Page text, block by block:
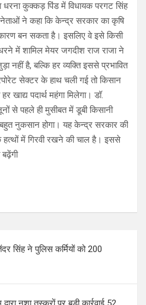
कुक्कड़ पिंड में विधायक परगट सिंह
ने कहा कि केन्द्र सरकार का कृषि
कारण बन सकता है। इसलिए वे इसे किसी
में शामिल मेयर जगदीश राज राजा ने
नहीं है, बल्कि हर व्यक्ति इससे प्रभावित
सेक्टर के हाथ चली गई तो किसान
हर खाद्य पदार्थ महंगा मिलेगा। डॉ.
से पहले ही मुसीबत में डूबी किसानी
नुकसान होगा। यह केन्द्र सरकार की
हत्थों में गिरवी रखने की चाल है। इससे
सिंह ने पुलिस कर्मियों को 200